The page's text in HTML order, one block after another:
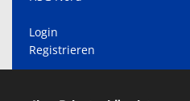
Login
Registrieren